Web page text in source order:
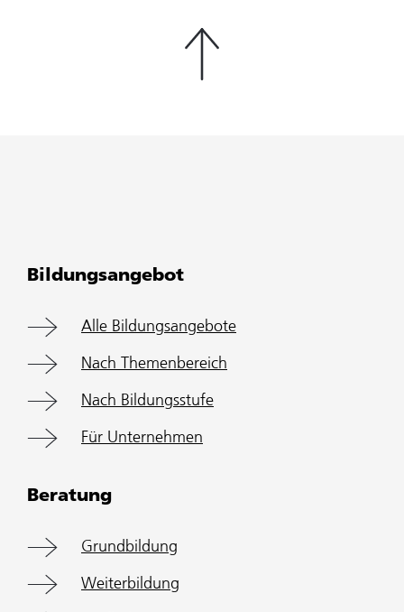
Bildungsangebot
Alle Bildungsangebote
Nach Themenbereich
Nach Bildungsstufe
Für Unternehmen
Beratung
Grundbildung
Weiterbildung